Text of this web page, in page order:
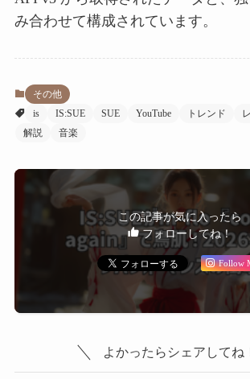
み合わせて構成されています。
その他
is
IS:SUE SUE YouTube トレンド
解説
音楽
この記事が気に入ったら
フォローしてね！
Follow
よかったらシェアしてね